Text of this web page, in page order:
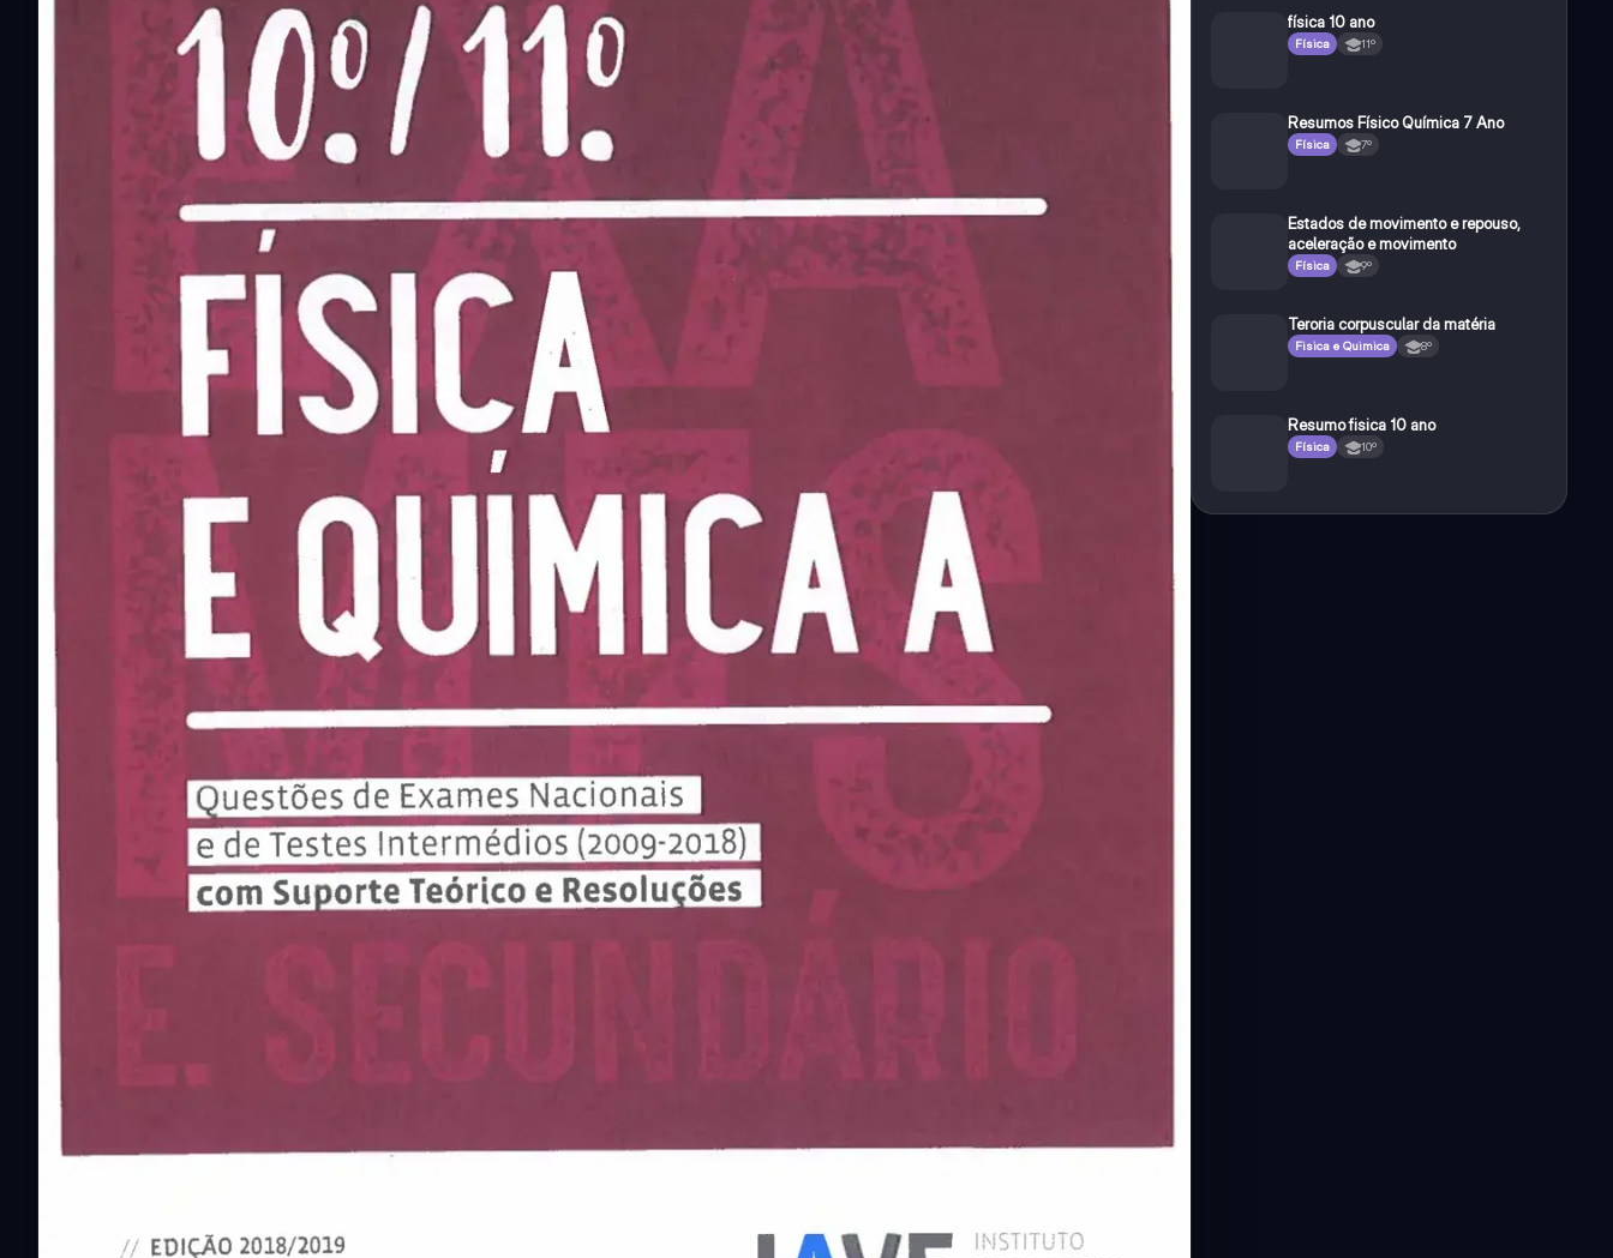
física 10 ano
Física 11º
Resumos Físico Química 7 Ano
Física 7º
Estados de movimento e repouso,
aceleração e movimento
Física 9º
Teroria corpuscular da matéria
Fisica e Quimica 8º
Resumo fisica 10 ano
Física 10º